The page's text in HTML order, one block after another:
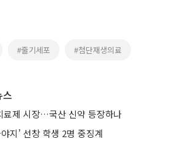
#줄기세포 #첨단재생의료
료제 시장…국산 신약 등장하나
지’ 선창 학생 2명 중징계